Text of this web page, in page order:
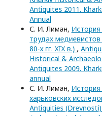
Antiquites 2011.
Annual
С. И. Лиман, История
трудах
80-х гг. XIX в.) ,
Historical &
Antiquites 2009.
annual
С. И. Лиман, История
харьковских
Antiquities